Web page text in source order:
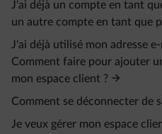
J'ai déjà un compte en tant
un autre compte en tant que
J'ai déjà utilisé mon adresse
Comment faire pour ajouter
mon espace client ?
Comment se déconnecter de
Je veux gérer mon espace